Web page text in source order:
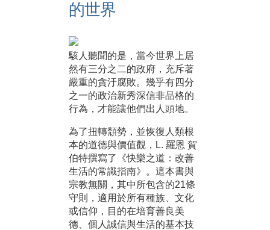
的世界
駭人聽聞的是，當今世界上居
然有三分之二的政府，充斥著
嚴重的貪汙腐敗。幾乎有四分
之一的政治新秀深信非品格的
行為，才能讓他們出人頭地。
為了扭轉頹勢，並恢復人類根
本的道德與價值觀，L. 羅恩 賀
伯特撰寫了《快樂之道：改善
生活的常識指南》。這本書與
宗教無關，其中所包含的21條
守則，適用於所有種族、文化
或信仰，目的在培育善良美
德、個人誠信與生活的基本技